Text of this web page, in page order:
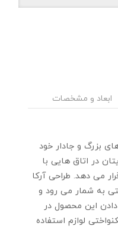
ابعاد و مشخصات
بزرگ و جادار خود
در اتاق هایی با
می دهد. طراحی آرکا
به شمار می رود و
این محصول در
لوازم استفاده